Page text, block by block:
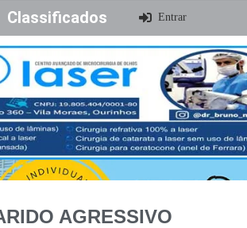
Classificados Entrar
AGRESSIVO